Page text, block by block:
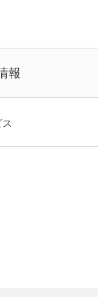
報